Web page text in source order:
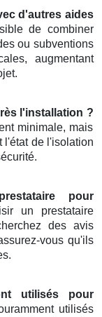
d'autres aides
de combiner
ou subventions
augmentant
l'installation ?
minimale, mais
l'état de l'isolation
pour
un prestataire
des avis
vous qu'ils
utilisés pour
utilisés